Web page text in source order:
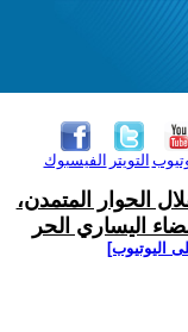
الفيسبوك التويتر
الحوار المتمدن،
اليساري الحر
اليوتيوب]